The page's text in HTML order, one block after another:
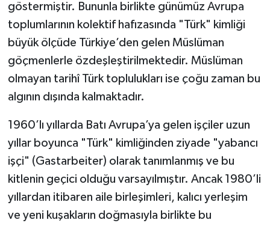
göstermiştir. Bununla birlikte günümüz Avrupa
toplumlarının kolektif hafızasında "Türk" kimliği
büyük ölçüde Türkiye’den gelen Müslüman
göçmenlerle özdeşleştirilmektedir. Müslüman
olmayan tarihî Türk toplulukları ise çoğu zaman bu
algının dışında kalmaktadır.
1960’lı yıllarda Batı Avrupa’ya gelen işçiler uzun
yıllar boyunca "Türk" kimliğinden ziyade "yabancı
işçi" (Gastarbeiter) olarak tanımlanmış ve bu
kitlenin geçici olduğu varsayılmıştır. Ancak 1980’li
yıllardan itibaren aile birleşimleri, kalıcı yerleşim
ve yeni kuşakların doğmasıyla birlikte bu